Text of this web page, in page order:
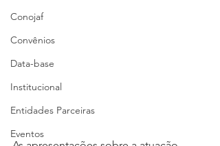
Conojaf
Convênios
Data-base
Institucional
Entidades Parceiras
Eventos